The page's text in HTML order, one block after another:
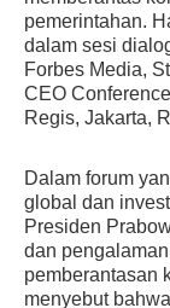
pemerintahan.
dalam sesi
Forbes Media,
CEO
Regis, Jakarta,
Dalam forum
global dan
Presiden
dan
pemberantasan
menyebut